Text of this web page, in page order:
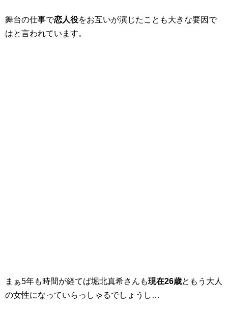
舞台の仕事で恋人役をお互いが演じたことも大きな要因で
はと言われています。
まぁ5年も時間が経てば堀北真希さんも現在26歳ともう大人
の女性になっていらっしゃるでしょうし…